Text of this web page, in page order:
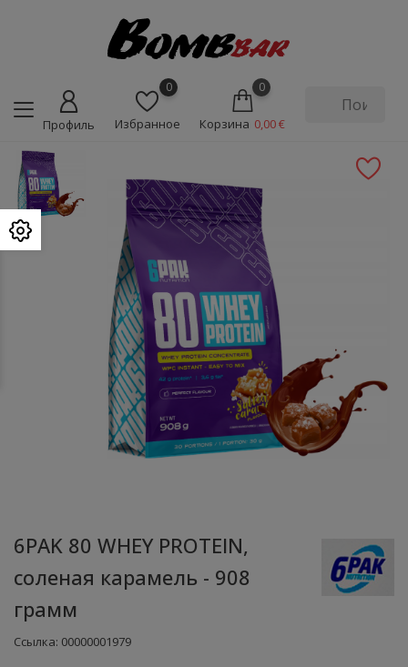
Профиль
0
Избранное
0
Корзина 0,00 €
6PAK 80 WHEY PROTEIN,
соленая карамель - 908
грамм
Ссылка: 00000001979